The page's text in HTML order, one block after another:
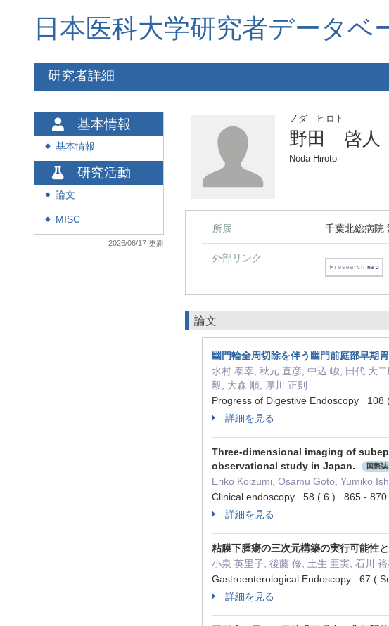
日本医科大学研究者データベ
研究者詳細
基本情報
◆ 基本情報
研究活動
◆ 論文
◆ MISC
2026/06/17 更新
ノダ ヒロト
野田 啓人
Noda Hiroto
所属 千葉北総病院
外部リンク
論文
幽門輪全周切除を伴う幽門前庭部早期
水村 泰幸, 秋元 直彦, 中込 峻, 田代 大
毅, 大森 順, 厚川 正則
Progress of Digestive Endoscopy
詳細を見る
Three-dimensional imaging of
observational study in Japan.
国際誌
Eriko Koizumi, Osamu Goto, Yumiko
Clinical endoscopy 58 ( 6 ) 865 -
詳細を見る
粘膜下腫瘍の三次元構築の実行可能性
小泉 英里子, 後藤 修, 土生 亜実, 石川
Gastroenterological Endoscopy 67 (
詳細を見る